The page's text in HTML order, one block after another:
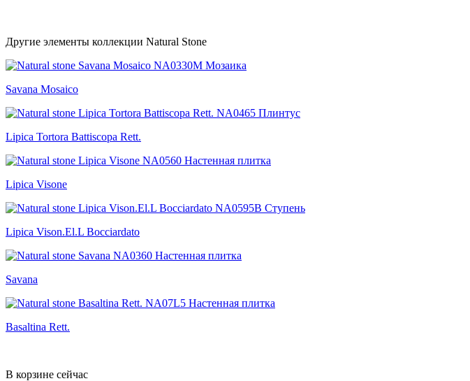
Другие элементы коллекции Natural Stone
Savana Mosaico
Lipica Tortora Battiscopa Rett.
Lipica Visone
Lipica Vison.El.L Bocciardato
Savana
Basaltina Rett.
В корзине сейчас